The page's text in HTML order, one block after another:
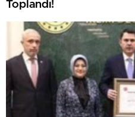
Toplandı!